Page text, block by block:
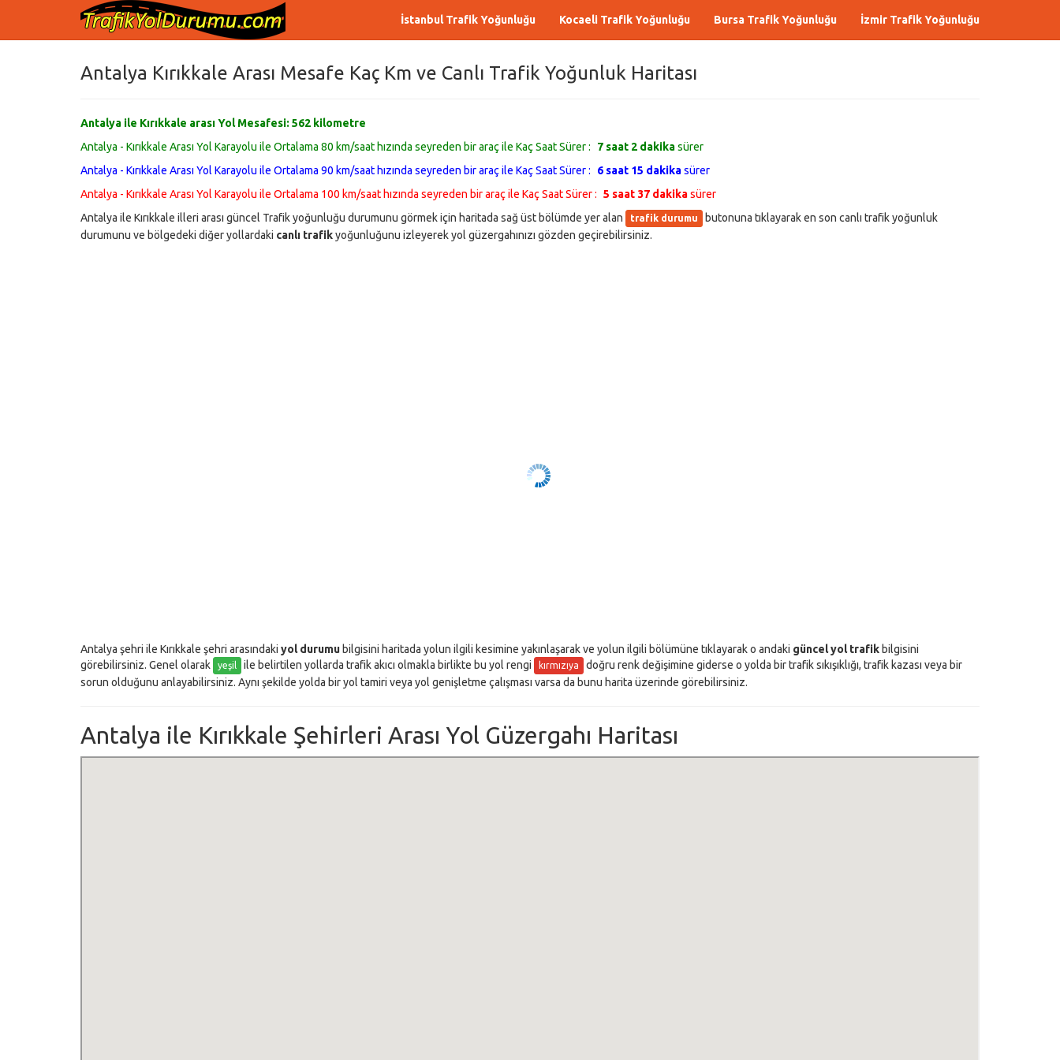
İstanbul Trafik Yoğunluğu Kocaeli Trafik Yoğunluğu Bursa Trafik Yoğunluğu İzmir Trafik Yoğunluğu
Antalya Kırıkkale Arası Mesafe Kaç Km ve Canlı Trafik Yoğunluk Haritası
Antalya ile Kırıkkale arası Yol Mesafesi: 562 kilometre
Antalya - Kırıkkale Arası Yol Karayolu ile Ortalama 80 km/saat hızında seyreden bir araç ile Kaç Saat Sürer :
7 saat 2 dakikasürer
Antalya - Kırıkkale Arası Yol Karayolu ile Ortalama 90 km/saat hızında seyreden bir araç ile Kaç Saat Sürer :
6 saat 15 dakikasürer
Antalya - Kırıkkale Arası Yol Karayolu ile Ortalama 100 km/saat hızında seyreden bir araç ile Kaç Saat Sürer : 5 saat 37 dakikasürer
Antalya ile Kırıkkale illeri arası güncel Trafik yoğunluğu durumunu görmek için haritada sağ üst bölümde yer alan
trafik durumu
butonuna tıklayarak en son canlı trafik yoğunluk
durumunu ve bölgedeki diğer yollardaki canlı trafikyoğunluğunu izleyerek yol güzergahınızı gözden geçirebilirsiniz.
Antalya şehri ile Kırıkkale şehri arasındaki yol durumubilgisini haritada yolun ilgili kesimine yakınlaşarak ve yolun ilgili bölümüne tıklayarak o andaki güncel yol trafikbilgisini
görebilirsiniz. Genel olarak
yeşil ile belirtilen yollarda trafik akıcı olmakla birlikte bu yol rengi kırmızıya
doğru renk değişimine giderse o yolda bir trafik sıkışıklığı, trafik kazası veya bir
sorun olduğunu anlayabilirsiniz. Aynı şekilde yolda bir yol tamiri veya yol genişletme çalışması varsa da bunu harita üzerinde görebilirsiniz.
Antalya ile Kırıkkale Şehirleri Arası Yol Güzergahı Haritası